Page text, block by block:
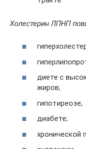
Холестерин ЛПНП
диете с
жиров;
гипотиреозе;
диабете;
хронической